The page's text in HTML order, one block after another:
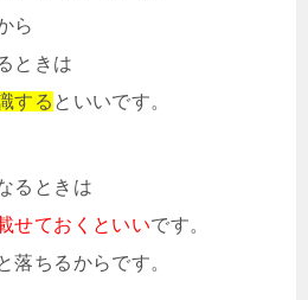
ら
ときは
する といいです。
るときは
せておくといいです。
落ちるからです。